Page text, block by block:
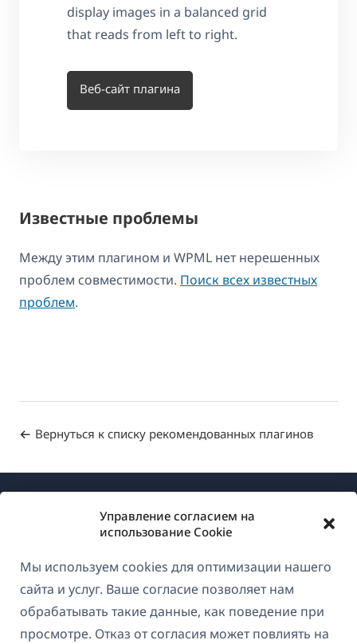
Управление согласием на
использование Cookie
Мы используем cookies для оптимизации нашего
сайта и услуг. Ваше согласие позволяет нам
обрабатывать такие данные, как поведение при
просмотре. Отказ от согласия может повлиять на
display images in a balanced grid
that reads from left to right.
Веб-сайт плагина
Известные проблемы
Между этим плагином и WPML нет нерешенных
проблем совместимости. Поиск всех известных
проблем.
Вернуться к списку рекомендованных плагинов
О WPML
GDPR и политика конфиденциальности
Присоединяйтесь к нашей команде